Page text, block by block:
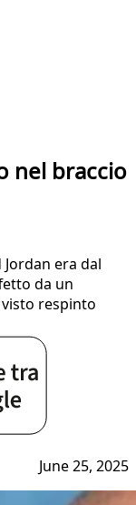
nel braccio
era dal
da un
respinto
June 25, 2025